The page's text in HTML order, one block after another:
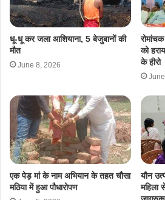
धू-धू कर जला आशियाना, 5 बेजुबानों की
मौत
June 8, 2026
को
के हीरो
एक पेड़ मां के नाम अभियान के तहत चौसा
मठिया में हुआ पौधारोपण
यौन
महिला